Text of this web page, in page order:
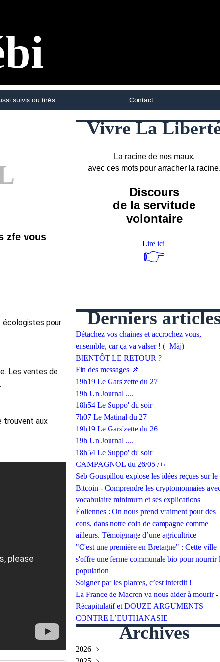
suivis ou tirés Contact
zfe vous
écologistes pour
Les ventes de
trouvent aux
Vivre La
La racine de nos maux,
avec des mots pour arracher la racine.
Discours
de la servitude
volontaire
Lire ici
👉
Derniers
Détachez vos chaines et accrochez vous,
ensemble, car ça va valser ! (+Màj)
BIENTÔT LE RETOUR ?
Fin des messages 📌
19h19 Le Gars'zette du 27
19h Un Journal ....
18h54 Le Suppo' du soir
7h07 Le Matinal du 27
19h19 Le Gars'zette du 26
19h Un Journal ....
18h54 Le Suppo' du soir
CAMPAGNOL du 26/05 /+/
Seb Gouspillou explose les idées reçues sur le
Bitcoin - Comprendre les cryptomonnaies
vocabulaire minimum et ses explications
Éoliennes : On nous prend vraiment pour des
cons, dans notre coin de campagne comme
ailleurs. Témoignage d’une agricultrice
"C'est une première en Bretagne" : Cette ville
s'offre une ferme communale bio pour nourrir
population
Soigner par les plantes, c’est interdit !
La France de Macron va nous aider à mourir -
Récapitulatif et DOUZE ARGUMENTS
CONTRE L’EUTHANASIE
Archives
2026